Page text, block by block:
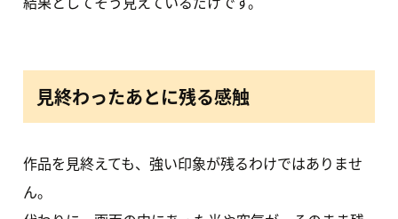
見終わったあとに残る感触
作品を見終えても、強い印象が残るわけではありませ
ん。